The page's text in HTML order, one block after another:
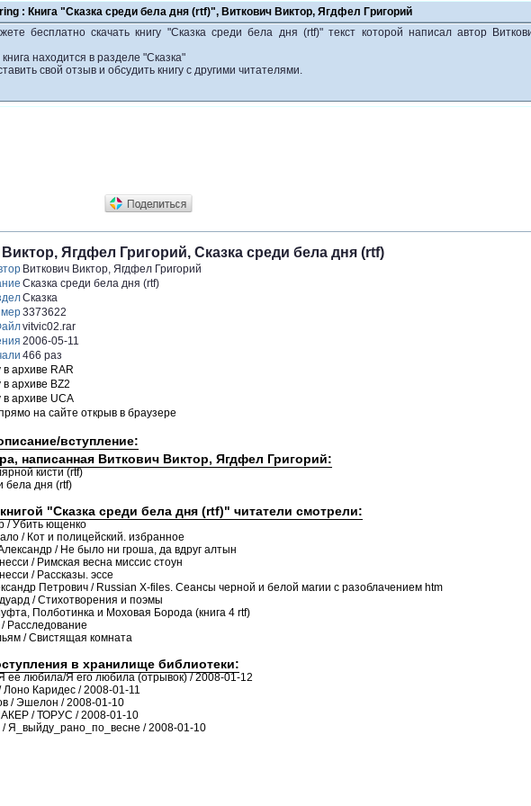
: Книга "Сказка среди бела дня (rtf)", Виткович Виктор, Ягдфел Григорий
бесплатно скачать книгу "Сказка среди бела дня (rtf)" текст которой написал автор
находится в разделе "Сказка"
свой отзыв и обсудить книгу с другими читателями.
Ягдфел Григорий, Сказка среди бела дня (rtf)
Виткович Виктор, Ягдфел Григорий
Сказка среди бела дня (rtf)
Сказка
3373622
vitvic02.rar
2006-05-11
466 раз
в архиве RAR
в архиве BZ2
в архиве UCA
на сайте открыв в браузере
вступление:
написанная Виткович Виктор, Ягдфел Григорий:
кисти (rtf)
бела дня (rtf)
"Сказка среди бела дня (rtf)" читатели смотрели:
/ Убить ющенко
/ Кот и полицейский. избранное
/ Не было ни гроша, да вдруг алтын
/ Римская весна миссис стоун
/ Рассказы. эссе
Петрович / Russian X-files. Сеансы черной и белой магии с разоблачением htm
/ Стихотворения и поэмы
Полботинка и Моховая Борода (книга 4 rtf)
Расследование
/ Свистящая комната
в хранилище библиотеки:
ее любила/Я его любила (отрывок) / 2008-01-12
Лоно Каридес / 2008-01-11
/ Эшелон / 2008-01-10
/ ТОРУС / 2008-01-10
/ Я_выйду_рано_по_весне / 2008-01-10